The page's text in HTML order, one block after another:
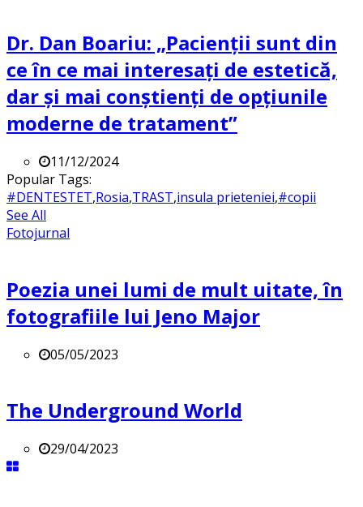
Dr. Dan Boariu: „Pacienții sunt din
ce în ce mai interesați de estetică,
dar și mai conștienți de opțiunile
moderne de tratament”
11/12/2024
Popular Tags:
#DENTESTET,Rosia,TRAST,insula prieteniei,#copii
See All
Fotojurnal
Poezia unei lumi de mult uitate, în
fotografiile lui Jeno Major
05/05/2023
The Underground World
29/04/2023